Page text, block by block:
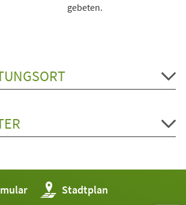
gebeten.
Stadtplan
(Öffnet
in